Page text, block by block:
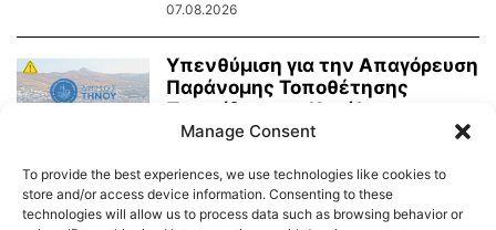
07.08.2026
Υπενθύμιση για την Απαγόρευση
Παράνομης Τοποθέτησης
Πινακίδων και Κατάληψης
Κοινόχρηστων Χώρων
Manage Consent
To provide the best experiences, we use technologies like cookies to
store and/or access device information. Consenting to these
technologies will allow us to process data such as browsing behavior or